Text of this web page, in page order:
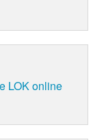
LOK online